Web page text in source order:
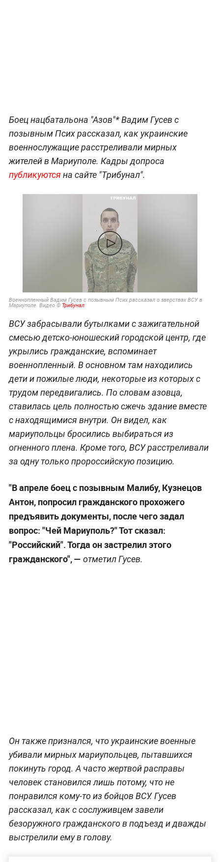
Боец нацбатальона "Азов"* Вадим Гусев с
позывным Псих рассказал, как украинские
военнослужащие расстреливали мирных
жителей в Мариуполе. Кадры допроса
публикуются на сайте "Трибунал".
Военнопленный Вадим Гусев с позывным Псих рассказал о зверствах ВСУ в
Мариуполе. Видео © Трибунал
ВСУ забрасывали бутылками с зажигательной
смесью детско-юношеский городской центр, где
укрылись гражданские, вспоминает
военнопленный. В основном там находились
дети и пожилые люди, некоторые из которых с
трудом передвигались. По словам азовца,
ставилась цель полностью сжечь здание вместе
с находящимися внутри. Он видел, как
мариупольцы бросились выбираться из
огненного плена. Кроме того, ВСУ расстреливали
за одну только пророссийскую позицию.
"В апреле боец с позывным Малибу, Кузнецов
Антон, попросил гражданского прохожего
предъявить документы, после чего задал
вопрос: "Чей Мариуполь?" Тот сказал:
"Российский". Тогда он застрелил этого
гражданского", — отметил Гусев.
Он также признался, что украинские военные
убивали мирных мариупольцев, пытавшихся
покинуть город. А часто жертвой расправы
человек становился лишь потому, что не
понравился кому-то из бойцов ВСУ. Гусев
рассказал, как с сослуживцем завели
безоружного гражданского в подъезд и дважды
выстрелили ему в голову.